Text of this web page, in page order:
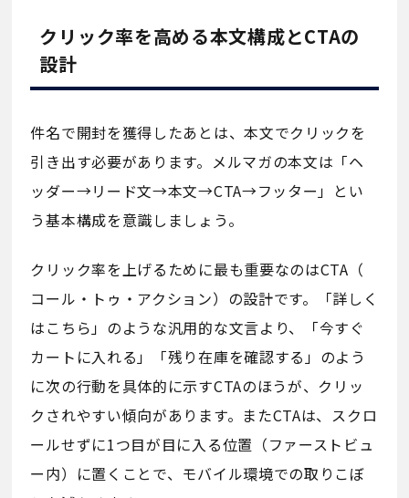
クリック率を高める本文構成とCTAの
設計
件名で開封を獲得したあとは、本文でクリックを
引き出す必要があります。メルマガの本文は「ヘ
ッダー→リード文→本文→CTA→フッター」とい
う基本構成を意識しましょう。
クリック率を上げるために最も重要なのはCTA（
コール・トゥ・アクション）の設計です。「詳しく
はこちら」のような汎用的な文言より、「今すぐ
カートに入れる」「残り在庫を確認する」のよう
に次の行動を具体的に示すCTAのほうが、クリッ
クされやすい傾向があります。またCTAは、スクロ
ールせずに1つ目が目に入る位置（ファーストビュ
ー内）に置くことで、モバイル環境での取りこぼ